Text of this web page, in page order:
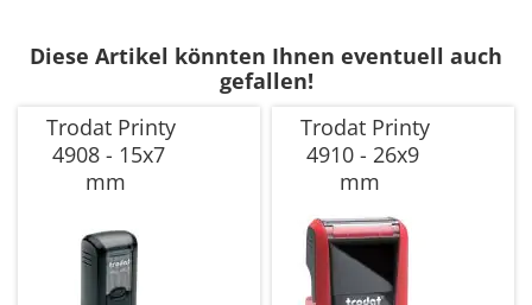
Diese Artikel könnten Ihnen eventuell auch
gefallen!
Trodat Printy
4908 - 15x7
mm
Trodat Printy
4910 - 26x9
mm